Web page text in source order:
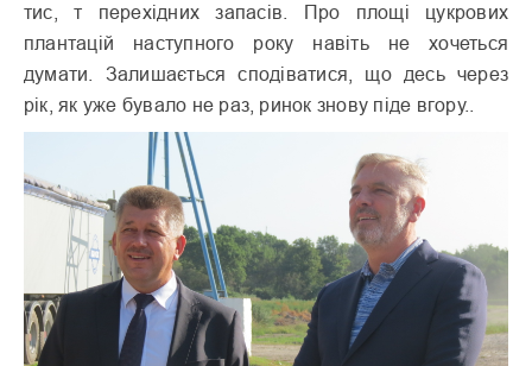
тис, т перехідних запасів. Про площі цукрових
плантацій наступного року навіть не хочеться
думати. Залишається сподіватися, що десь через
рік, як уже бувало не раз, ринок знову піде вгору..